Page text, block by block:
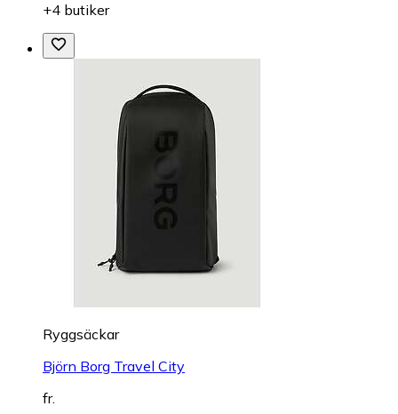
+4 butiker
Ryggsäckar
Björn Borg Travel City
fr.